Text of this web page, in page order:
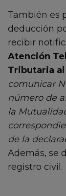
También es
deducción
recibir
Atención
Tributaria al
comunicar
número de
la
de la
Además, se
registro civil.